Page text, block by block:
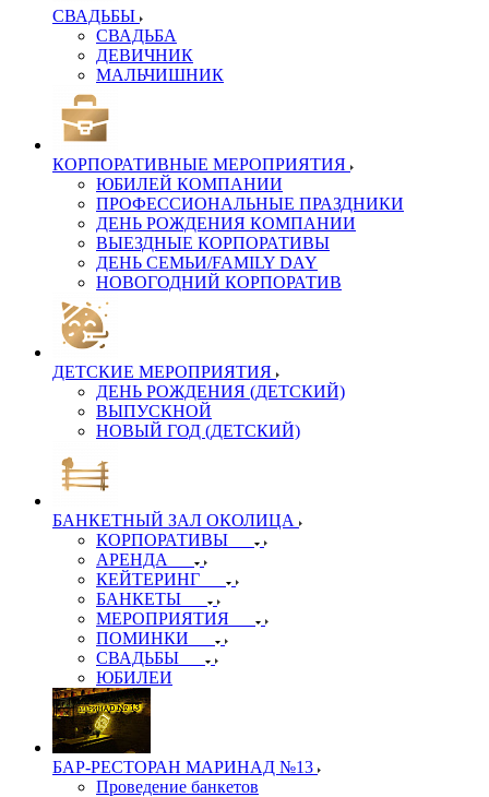
СВАДЬБЫ
СВАДЬБА
ДЕВИЧНИК
МАЛЬЧИШНИК
КОРПОРАТИВНЫЕ МЕРОПРИЯТИЯ
ЮБИЛЕЙ КОМПАНИИ
ПРОФЕССИОНАЛЬНЫЕ ПРАЗДНИКИ
ДЕНЬ РОЖДЕНИЯ КОМПАНИИ
ВЫЕЗДНЫЕ КОРПОРАТИВЫ
ДЕНЬ СЕМЬИ/FAMILY DAY
НОВОГОДНИЙ КОРПОРАТИВ
ДЕТСКИЕ МЕРОПРИЯТИЯ
ДЕНЬ РОЖДЕНИЯ (ДЕТСКИЙ)
ВЫПУСКНОЙ
НОВЫЙ ГОД (ДЕТСКИЙ)
БАНКЕТНЫЙ ЗАЛ ОКОЛИЦА
КОРПОРАТИВЫ
АРЕНДА
КЕЙТЕРИНГ
БАНКЕТЫ
МЕРОПРИЯТИЯ
ПОМИНКИ
СВАДЬБЫ
ЮБИЛЕИ
БАР-РЕСТОРАН МАРИНАД №13
Проведение банкетов